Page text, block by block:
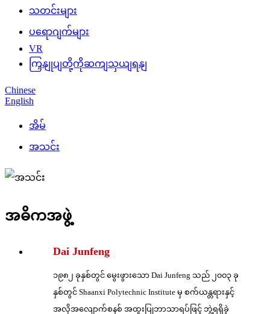
သတင်းများ
ပရောဂျက်များ
VR
ကြှနျုပျတို့ကိုဆကျသှယျရနျ
Chinese
English
အိမ်
အသင်း
အဓိကအဖွဲ့
Dai Junfeng
၁၉၈၂ ခုနှစ်တွင် မွေးဖွားသော Dai Junfeng သည် ၂၀၀၃ ခု
နှစ်တွင် Shaanxi Polytechnic Institute မှ စက်ယန္တရားနှင့်
အလိုအလျောက်စနစ် အထူးပြုဘာသာရပ်ဖြင့် ဘွဲ့ရရှိခဲ့